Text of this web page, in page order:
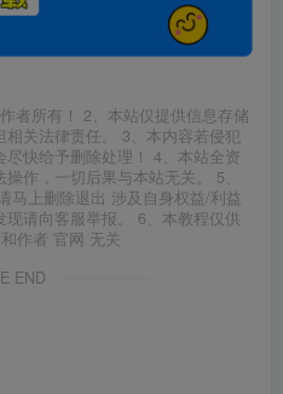
者所有！ 2、本站仅提供信息存储
关法律责任。 3、本内容若侵犯
快给予删除处理！ 4、本站全资
作，一切后果与本站无关。 5、
马上删除退出 涉及自身权益/利益
请向客服举报。 6、本教程仅供
作者 官网 无关
END